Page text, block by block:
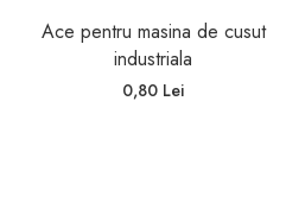
Ace pentru masina de cusut
industriala
0,80 Lei